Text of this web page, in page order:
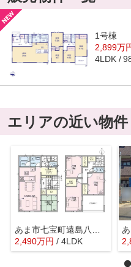
1号棟
2,899万
4LDK
エリアの近い物件
2,490万円 / 4LDK